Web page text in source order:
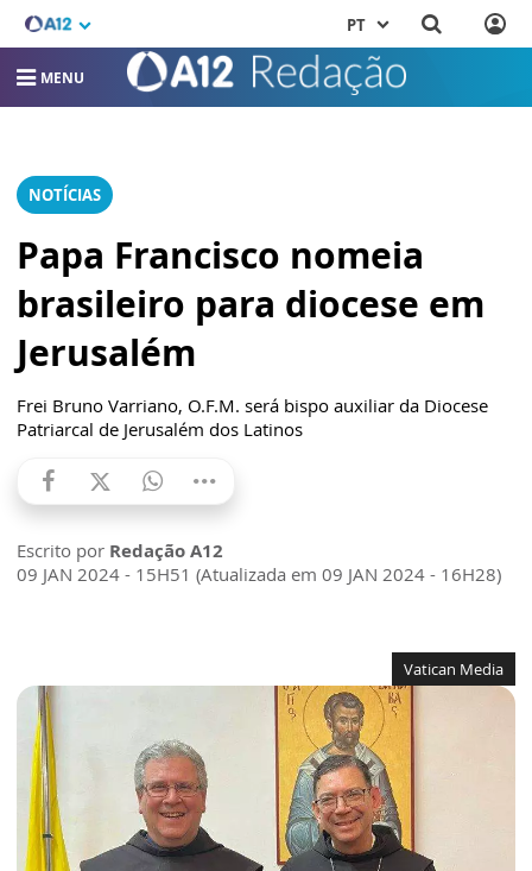
PT
MENU
NOTÍCIAS
Papa Francisco nomeia
brasileiro para diocese em
Jerusalém
Frei Bruno Varriano, O.F.M. será bispo auxiliar da Diocese
Patriarcal de Jerusalém dos Latinos
Escrito por Redação A12
09 JAN 2024 - 15H51 (Atualizada em 09 JAN 2024 - 16H28)
Vatican Media